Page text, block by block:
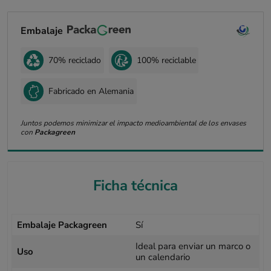
Embalaje
70% reciclado 100% reciclable
Fabricado en Alemania
Juntos podemos minimizar el impacto medioambiental de los envases
con Packagreen
Ficha técnica
Embalaje Packagreen Sí
Uso
Ideal para enviar un marco o
un calendario